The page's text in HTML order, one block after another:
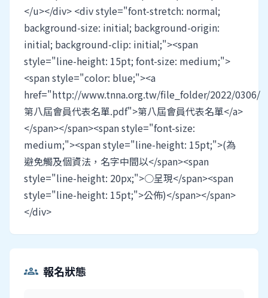
</u></div> <div style="font-stretch: normal;
background-size: initial; background-origin:
initial; background-clip: initial;"><span
style="line-height: 15pt; font-size: medium;">
<span style="color: blue;"><a
href="http://www.tnna.org.tw/file_folder/2022/0306/
第八屆會員代表名單.pdf">第八屆會員代表名單</a>
</span></span><span style="font-size:
medium;"><span style="line-height: 15pt;">(為
避免觸及個資法，名字中間以</span><span
style="line-height: 20px;">○呈現</span><span
style="line-height: 15pt;">公佈)</span></span>
</div>
groups 報名狀態